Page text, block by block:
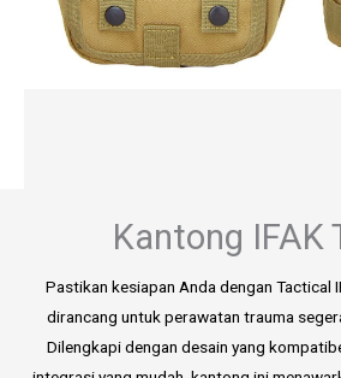
Kantong IFAK
Pastikan kesiapan Anda dengan Tactical
dirancang untuk perawatan trauma
Dilengkapi dengan desain yang